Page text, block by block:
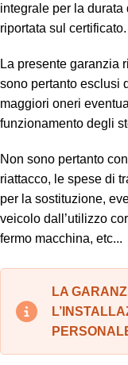
integrale per la
riportata sul certificato.
La presente garanzia
sono pertanto esclusi
maggiori oneri
funzionamento degli
Non sono pertanto
riattacco, le spese di
per la sostituzione,
veicolo dall’utilizzo
fermo macchina, etc...
LA